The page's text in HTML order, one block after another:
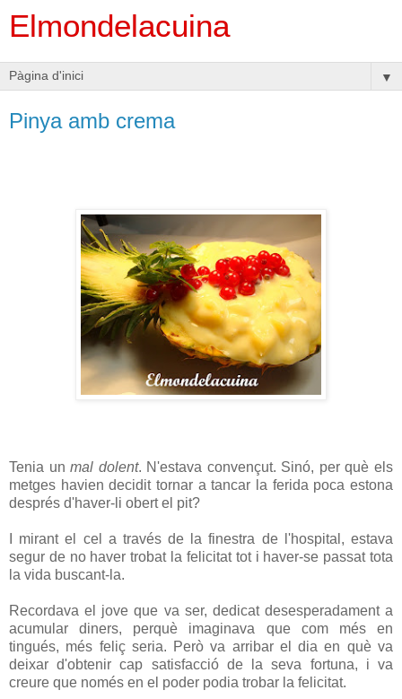
Elmondelacuina
▼
Pinya amb crema
Tenia unmal dolent. N'estava convençut. Sinó, per què els
metges havien decidit tornar a tancar la ferida poca estona
després d'haver-li obert el pit?
I mirant el cel a través de la finestra de l'hospital, estava
segur de no haver trobat la felicitat tot i haver-se passat tota
la vida buscant-la.
Recordava el jove que va ser, dedicat desesperadament a
acumular diners, perquè imaginava que com més en
tingués, més feliç seria. Però va arribar el dia en què va
deixar d'obtenir cap satisfacció de la seva fortuna, i va
creure que només en el poder podia trobar la felicitat.